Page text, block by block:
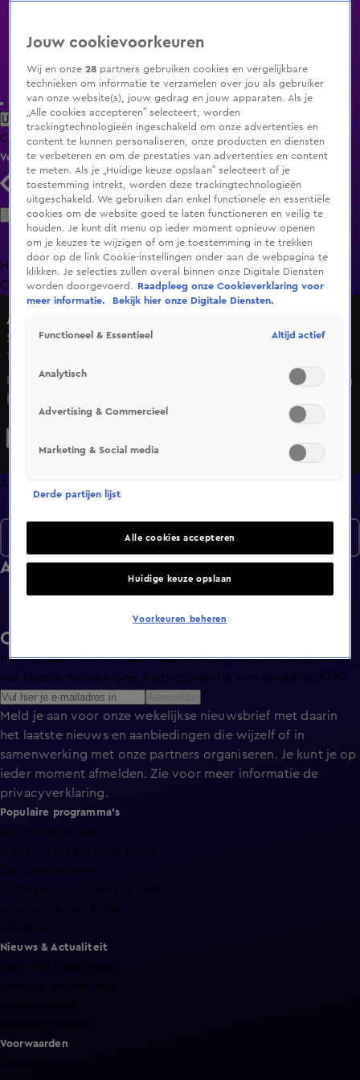
Uitzending Gemist Populaire programma's Zenders Genres
ClipsFilmsRadioSmart TV inlogShop
Volg KIJK
Zoeken
HomeUitzending Gemist Programma's De Bondgenoten
OranjezomerLivestreamsShop
Alles over Wonen
Seizoen 3, aflevering 14
19 juni 2016, 15:30
In Alles over Wonen wordt de kijker meegenomen binnen
het huis, buiten het huis en om het huis. De kijker wordt
geïnformeerd en geadviseerd bij verkoop, verhuur of
Afleveringen
Afleveringen
Ontvang de KIJK-nieuwsbrief
Meld je aan voor de nieuwsbrief en blijf op de hoogte van
het laatste nieuws over de programma’s en series op KIJK.
Meld je aan voor onze wekelijkse nieuwsbrief met daarin
het laatste nieuws en aanbiedingen die wijzelf of in
samenwerking met onze partners organiseren. Je kunt je op
ieder moment afmelden. Zie voor meer informatie de
privacyverklaring.
Populaire programma's
De Bondgenoten
A.S.S. - Anti Survival Show
De Oranjezomer
Mi Dushi: wat is dan liefde?
Lang Leve de Liefde
Het Blok
Nieuws & Actualiteit
Voorwaarden
Jouw cookievoorkeuren
Wij en onze28 partners gebruiken cookies en vergelijkbare
technieken om informatie te verzamelen over jou als gebruiker
van onze website(s), jouw gedrag en jouw apparaten. Als je
„Alle cookies accepteren” selecteert, worden
trackingtechnologieën ingeschakeld om onze advertenties en
content te kunnen personaliseren, onze producten en diensten
te verbeteren en om de prestaties van advertenties en content
te meten. Als je „Huidige keuze opslaan” selecteert of je
toestemming intrekt, worden deze trackingtechnologieën
uitgeschakeld. We gebruiken dan enkel functionele en essentiële
cookies om de website goed te laten functioneren en veilig te
houden. Je kunt dit menu op ieder moment opnieuw openen
om je keuzes te wijzigen of om je toestemming in te trekken
door op de link Cookie-instellingen onder aan de webpagina te
klikken. Je selecties zullen overal binnen onze Digitale Diensten
worden doorgevoerd.
Raadpleeg onze Cookieverklaring voor
meer informatie.
Bekijk hier onze Digitale Diensten.
Functioneel & Essentieel Altijd actief
Analytisch
Advertising & Commercieel
Marketing & Social media
Derde partijen lijst
Alle cookies accepteren
Huidige keuze opslaan
Voorkeuren beheren